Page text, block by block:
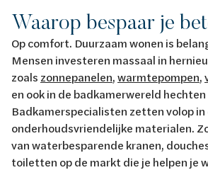
Waarop bespaar je
Op comfort. Duurzaam wonen is
Mensen investeren massaal in
zoals zonnepanelen,warmtepompen,
en ook in de badkamerwereld
Badkamerspecialisten zetten volop in
onderhoudsvriendelijke materialen.
van waterbesparende kranen,
toiletten op de markt die je helpen je